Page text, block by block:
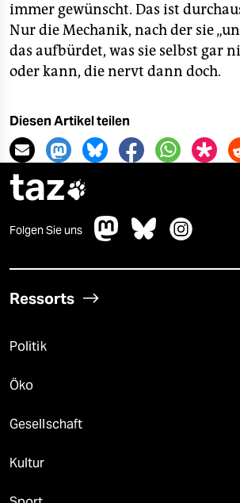
immer gewünscht. Das ist
Nur die Mechanik, nach der sie
das aufbürdet, was sie selbst gar
oder kann, die nervt dann doch.
Diesen Artikel teilen
taz
Folgen Sie uns
Ressorts
Politik
Öko
Gesellschaft
Kultur